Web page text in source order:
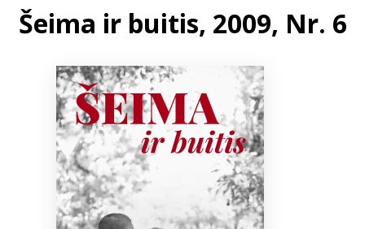
Leidiniai
Naujienos
Bibliotekoms
Šeima ir buitis, 2009, Nr. 6